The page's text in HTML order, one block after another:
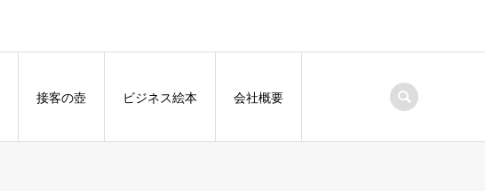
接客の壺 ビジネス絵本 会社概要